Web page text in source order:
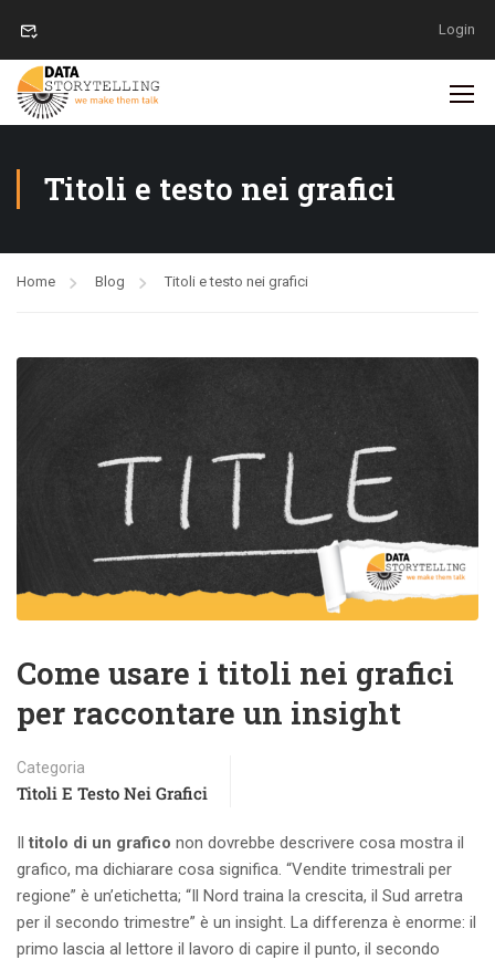
Login
Titoli e testo nei grafici
Home Blog Titoli e testo nei grafici
Come usare i titoli nei grafici
per raccontare un insight
Categoria
Titoli E Testo Nei Grafici
Il titolo di un grafico non dovrebbe descrivere cosa mostra il
grafico, ma dichiarare cosa significa. “Vendite trimestrali per
regione” è un’etichetta; “Il Nord traina la crescita, il Sud arretra
per il secondo trimestre” è un insight. La differenza è enorme: il
primo lascia al lettore il lavoro di capire il punto, il secondo